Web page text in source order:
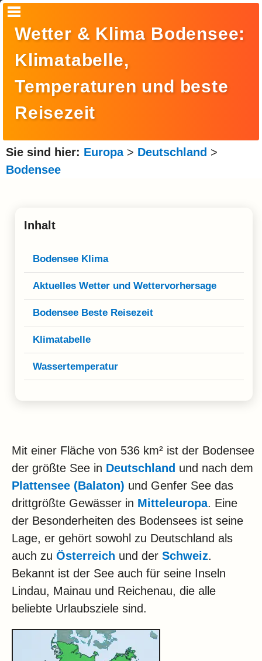
Amerika
Asien
Afrika
Ozeanien
Klima
Impressum & Datenschutz
Wetter & Klima Bodensee:
Klimatabelle,
Temperaturen und beste
Reisezeit
Sie sind hier: Europa> Deutschland >
Bodensee
Inhalt
Bodensee Klima
Aktuelles Wetter und Wettervorhersage
Bodensee Beste Reisezeit
Klimatabelle
Wassertemperatur
Mit einer Fläche von 536 km² ist der Bodensee
der größte See in Deutschland und nach dem
Plattensee (Balaton) und Genfer See das
drittgrößte Gewässer in Mitteleuropa. Eine
der Besonderheiten des Bodensees ist seine
Lage, er gehört sowohl zu Deutschland als
auch zu Österreich und der Schweiz.
Bekannt ist der See auch für seine Inseln
Lindau, Mainau und Reichenau, die alle
beliebte Urlaubsziele sind.